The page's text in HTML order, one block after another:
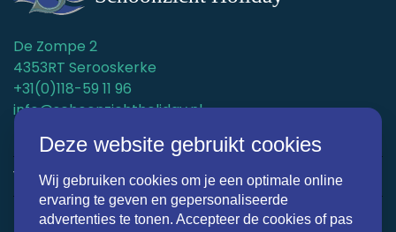
De Zompe 2
4353RT Serooskerke
+31(0)118-59 11 96
info@schoonzichtholiday.nl
Vakantiehuizen
Omgeving
Deze website gebruikt cookies
Wij gebruiken cookies om je een optimale online
ervaring te geven en gepersonaliseerde
advertenties te tonen. Accepteer de cookies of pas